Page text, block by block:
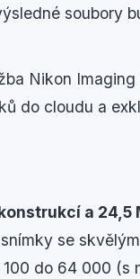
soubory
Nikon
do cloudu a
a 24,5
se
do 64 000 (s